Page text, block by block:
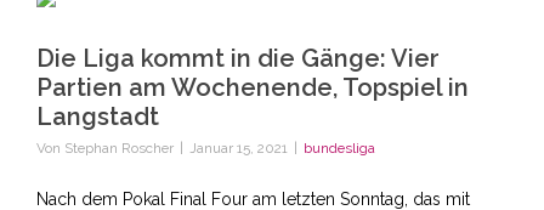
Die Liga kommt in die Gänge: Vier
Partien am Wochenende, Topspiel in
Langstadt
Von Stephan Roscher Januar 15, 2021 bundesliga
Nach dem Pokal Final Four am letzten Sonntag, das mit